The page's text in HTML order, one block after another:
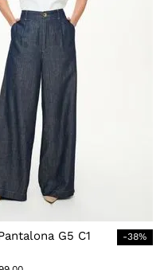
G5 C1
-38%